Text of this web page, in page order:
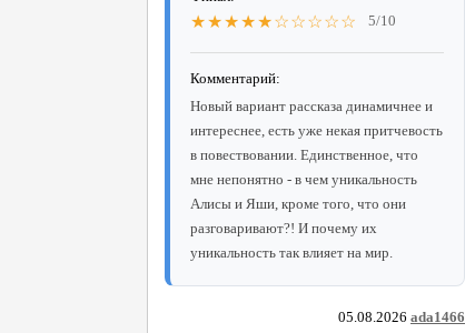
★★★★★☆☆☆☆☆ 5/10
Комментарий:
Новый вариант рассказа динамичнее и
интереснее, есть уже некая притчевость
в повествовании. Единственное, что
мне непонятно - в чем уникальность
Алисы и Яши, кроме того, что они
разговаривают?! И почему их
уникальность так влияет на мир.
05.08.2026 ada1466